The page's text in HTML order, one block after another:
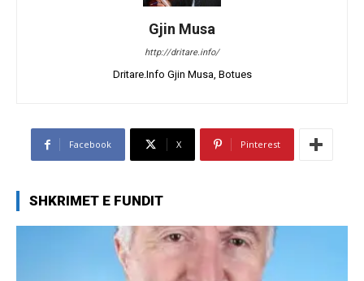
Gjin Musa
http://dritare.info/
Dritare.Info Gjin Musa, Botues
Facebook X Pinterest
SHKRIMET E FUNDIT